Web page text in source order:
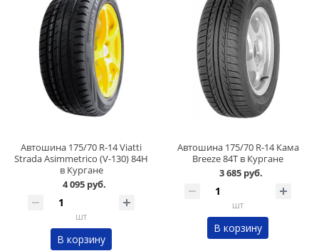
Автошина 175/70 R-14 Viatti
Strada Asimmetrico (V-130) 84H
в Кургане
4 095 руб.
шт
В корзину
Автошина 175/70 R-14 Кама
Breeze 84T в Кургане
3 685 руб.
шт
В корзину